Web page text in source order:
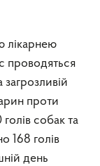
лікарнею
проводяться
проти
собак та
168 голів
день